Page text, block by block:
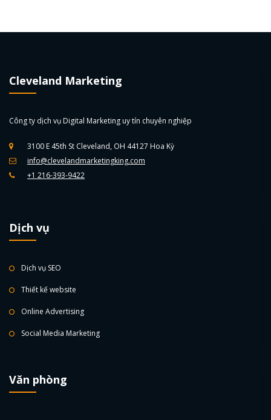
Cleveland Marketing
Công ty dịch vụ Digital Marketing uy tín chuyên nghiệp
3100 E 45th St Cleveland, OH 44127 Hoa Kỳ
info@clevelandmarketingking.com
+1 216-393-9422
Dịch vụ
Dịch vụ SEO
Thiết kế website
Online Advertising
Social Media Marketing
Văn phòng